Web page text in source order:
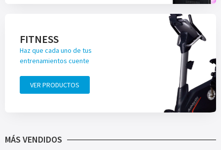
FITNESS
Haz que cada uno de tus
entrenamientos cuente
VER PRODUCTOS
MÁS VENDIDOS